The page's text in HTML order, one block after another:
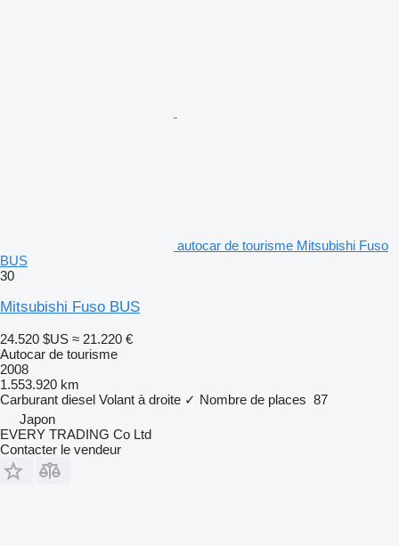
autocar de tourisme Mitsubishi Fuso
BUS
30
Mitsubishi Fuso BUS
24.520 $US ≈ 21.220 €
Autocar de tourisme
2008
1.553.920 km
Carburant diesel Volant à droite ✓ Nombre de places 87
Japon
EVERY TRADING Co Ltd
Contacter le vendeur